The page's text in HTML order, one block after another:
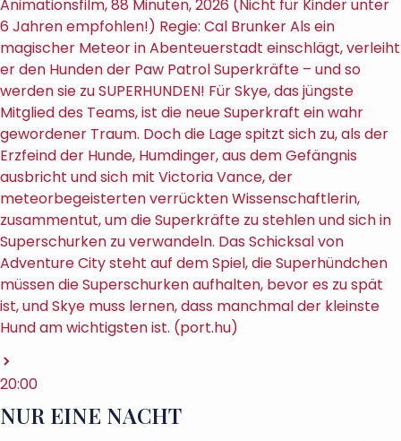
Animationsfilm, 88 Minuten, 2026 (Nicht für Kinder unter
6 Jahren empfohlen!) Regie: Cal Brunker Als ein
magischer Meteor in Abenteuerstadt einschlägt, verleiht
er den Hunden der Paw Patrol Superkräfte – und so
werden sie zu SUPERHUNDEN! Für Skye, das jüngste
Mitglied des Teams, ist die neue Superkraft ein wahr
gewordener Traum. Doch die Lage spitzt sich zu, als der
Erzfeind der Hunde, Humdinger, aus dem Gefängnis
ausbricht und sich mit Victoria Vance, der
meteorbegeisterten verrückten Wissenschaftlerin,
zusammentut, um die Superkräfte zu stehlen und sich in
Superschurken zu verwandeln. Das Schicksal von
Adventure City steht auf dem Spiel, die Superhündchen
müssen die Superschurken aufhalten, bevor es zu spät
ist, und Skye muss lernen, dass manchmal der kleinste
Hund am wichtigsten ist. (port.hu)
20:00
NUR EINE NACHT